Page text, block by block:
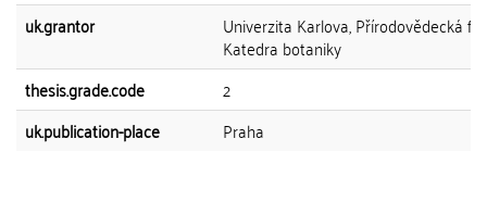
uk.grantor
Univerzita Karlova, Přírodovědecká
Katedra botaniky
thesis.grade.code
2
uk.publication-place
Praha